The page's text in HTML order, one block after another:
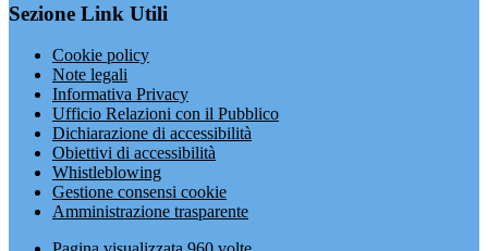
Sezione Link Utili
Cookie policy
Note legali
Informativa Privacy
Ufficio Relazioni con il Pubblico
Dichiarazione di accessibilità
Obiettivi di accessibilità
Whistleblowing
Gestione consensi cookie
Amministrazione trasparente